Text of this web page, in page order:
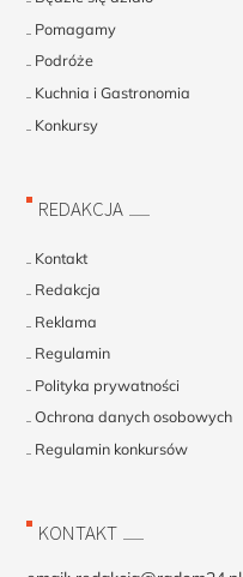
Pomagamy
Podróże
Kuchnia i Gastronomia
Konkursy
REDAKCJA
Kontakt
Redakcja
Reklama
Regulamin
Polityka prywatności
Ochrona danych osobowych
Regulamin konkursów
KONTAKT